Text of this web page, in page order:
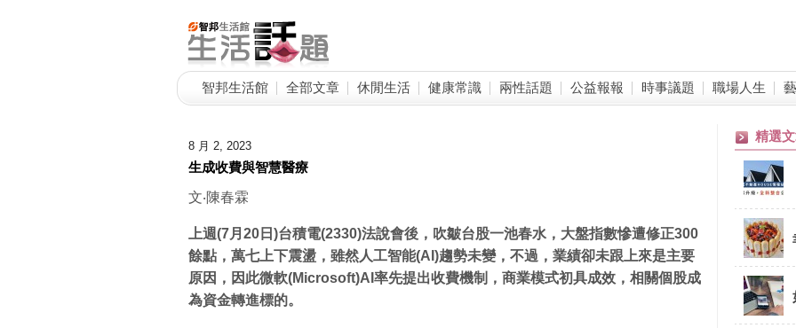
智邦生活館 全部文章 休閒生活 健康常識 兩性話題 公益報報 時事議題 職場人生
8 月 2, 2023
生成收費與智慧醫療
文‧陳春霖
上週(7月20 日)台積電(2330)法說會後，吹皺台股一池春水，大盤指數慘遭修正300
餘點，萬七上下震盪，雖然人工智能(AI)趨勢未變，不過，業績卻未跟上來是主要
原因，因此微軟(Microsoft)AI 率先提出收費機制，商業模式初具成效，相關個股成
為資金轉進標的。
精選